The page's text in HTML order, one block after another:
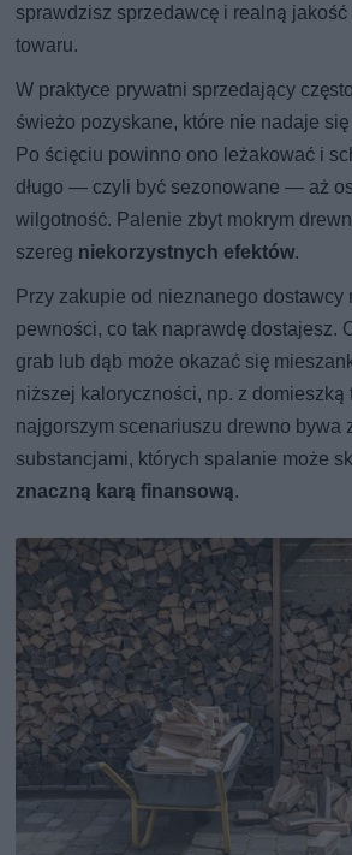
sprawdzisz sprzedawcę i realną
towaru.
W praktyce prywatni sprzedający
świeżo pozyskane, które nie nadaje
Po ścięciu powinno ono leżakować i
długo — czyli być sezonowane — aż
wilgotność. Palenie zbyt mokrym
szereg niekorzystnych efektów.
Przy zakupie od nieznanego dostawcy
pewności, co tak naprawdę dostajesz.
grab lub dąb może okazać się
niższej kaloryczności, np. z domieszką
najgorszym scenariuszu drewno bywa
substancjami, których spalanie może
znaczną karą finansową.